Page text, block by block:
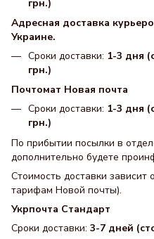
грн.)
Адресная доставка
Украине.
Сроки доставки: 1-3 дня
грн.)
Почтомат Новая почта
Сроки доставки: 1-3 дня
грн.)
По прибытии посылки в
дополнительно будете
Стоимость доставки зависит
тарифам Новой почты).
Укрпочта Стандарт
Сроки доставки: 3-7 дней